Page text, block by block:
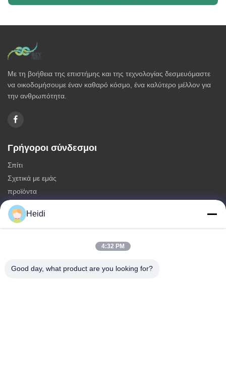
Με τη βοήθεια της επιστήμης και της τεχνολογίας δεσμευόμαστε
να οικοδομήσουμε έναν καθαρό κόσμο, ένα καλύτερο μέλλον για
την ανθρωπότητα.
Γρήγοροι σύνδεσμοι
Σπίτι
Σχετικά με εμάς
προϊόντα
Επικοινωνήστε μαζί μας
Κατηγορίες
Μη συνεχείς ίνες πολυεστέρα
Φύλλα πολυεστέρα χαμηλής τήξης
Heidi
4:32 PM
Good day, what product are you looking for?